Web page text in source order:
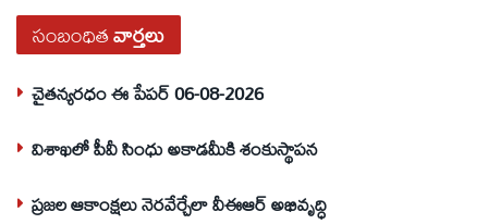
సంబంధితవార్తలు
చైతన్యరధం ఈ పేపర్ 06-08-2026
విశాఖలో పీవీ సింధు అకాడమీకి శంకుస్థాపన
ప్రజల ఆకాంక్షలు నెరవేర్చేలా వీఈఆర్ అభివృద్ధి